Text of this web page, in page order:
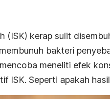
(ISK) kerap sulit
bakteri
meneliti efek
ISK. Seperti apakah